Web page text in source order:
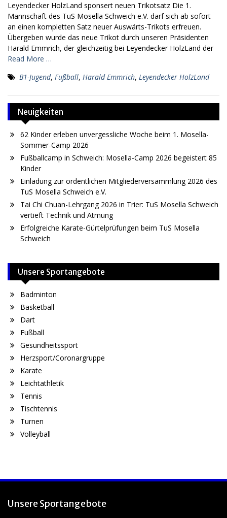
Leyendecker HolzLand sponsert neuen Trikotsatz Die 1.
Mannschaft des TuS Mosella Schweich e.V. darf sich ab sofort
an einen kompletten Satz neuer Auswärts-Trikots erfreuen.
Übergeben wurde das neue Trikot durch unseren Präsidenten
Harald Emmrich, der gleichzeitig bei Leyendecker HolzLand der
Read More …
B1-Jugend, Fußball, Harald Emmrich, Leyendecker HolzLand
Neuigkeiten
62 Kinder erleben unvergessliche Woche beim 1. Mosella-
Sommer-Camp 2026
Fußballcamp in Schweich: Mosella-Camp 2026 begeistert 85
Kinder
Einladung zur ordentlichen Mitgliederversammlung 2026 des
TuS Mosella Schweich e.V.
Tai Chi Chuan-Lehrgang 2026 in Trier: TuS Mosella Schweich
vertieft Technik und Atmung
Erfolgreiche Karate-Gürtelprüfungen beim TuS Mosella
Schweich
Unsere Sportangebote
Badminton
Basketball
Dart
Fußball
Gesundheitssport
Herzsport/Coronargruppe
Karate
Leichtathletik
Tennis
Tischtennis
Turnen
Volleyball
Unsere Sportangebote